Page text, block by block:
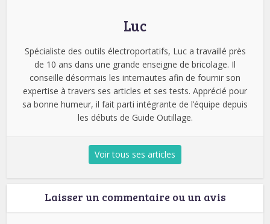
Luc
Spécialiste des outils électroportatifs, Luc a travaillé près
de 10 ans dans une grande enseigne de bricolage. Il
conseille désormais les internautes afin de fournir son
expertise à travers ses articles et ses tests. Apprécié pour
sa bonne humeur, il fait parti intégrante de l’équipe depuis
les débuts de Guide Outillage.
Voir tous ses articles
Laisser un commentaire ou un avis